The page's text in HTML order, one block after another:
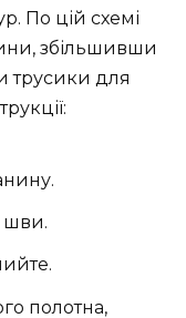
По цій схемі
збільшивши
трусики для
шви.
полотна,